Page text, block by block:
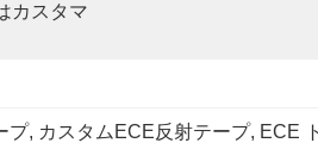
カスタマ
プ, カスタムECE反射テープ, ECE